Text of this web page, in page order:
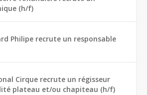
(h/f)
Philipe recrute un responsable
Cirque recrute un régisseur
plateau et/ou chapiteau (h/f)